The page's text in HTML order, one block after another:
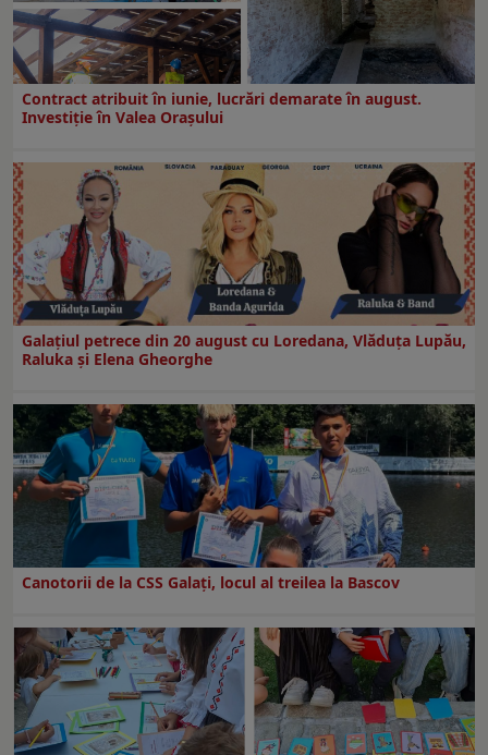
Contract atribuit în iunie, lucrări demarate în august.
Investiţie în Valea Oraşului
Galaţiul petrece din 20 august cu Loredana, Vlăduța Lupău,
Raluka și Elena Gheorghe
Canotorii de la CSS Galați, locul al treilea la Bascov